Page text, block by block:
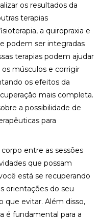
os resultados da
terapias
a quiropraxia e
podem ser integradas
terapias podem ajudar
músculos e corrigir
os efeitos da
mais completa.
a possibilidade de
para
entre as sessões
que possam
está se recuperando
orientações do seu
que evitar. Além disso,
é fundamental para a
SEU EQUILÍBRIO E
DO LABIRINTO